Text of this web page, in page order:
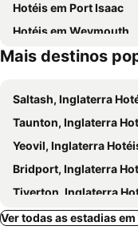
Hotéis em Port Isaac
Hotéis em Weymouth
Mais destinos
Saltash, Inglaterra
Taunton, Inglaterra
Yeovil, Inglaterra
Bridport, Inglaterra
Tiverton, Inglaterra
Barry, Gales Hotéis
Ver todas as estadias